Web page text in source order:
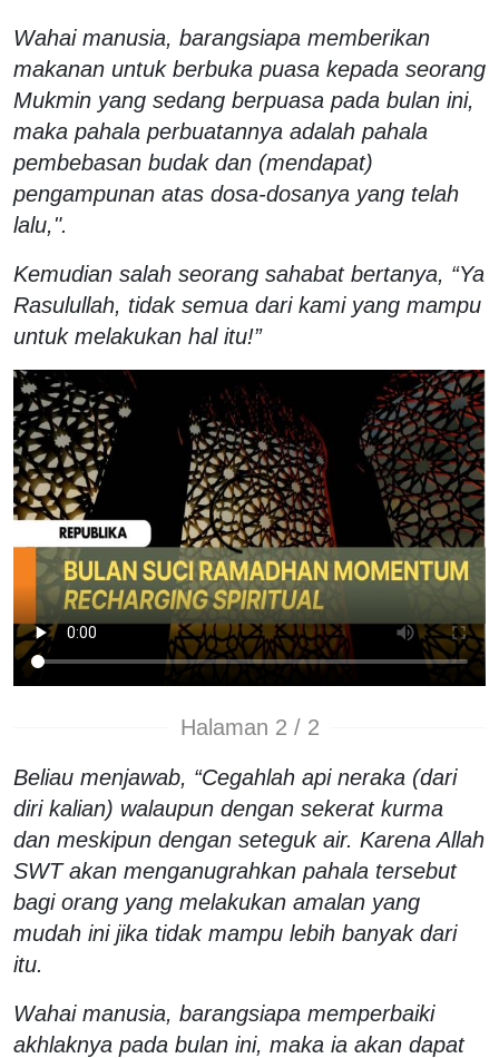
Wahai manusia, barangsiapa memberikan
makanan untuk berbuka puasa kepada seorang
Mukmin yang sedang berpuasa pada bulan ini,
maka pahala perbuatannya adalah pahala
pembebasan budak dan (mendapat)
pengampunan atas dosa-dosanya yang telah
lalu,".
Kemudian salah seorang sahabat bertanya, “Ya
Rasulullah, tidak semua dari kami yang mampu
untuk melakukan hal itu!”
Halaman 2 / 2
Beliau menjawab, “Cegahlah api neraka (dari
diri kalian) walaupun dengan sekerat kurma
dan meskipun dengan seteguk air. Karena Allah
SWT akan menganugrahkan pahala tersebut
bagi orang yang melakukan amalan yang
mudah ini jika tidak mampu lebih banyak dari
itu.
Wahai manusia, barangsiapa memperbaiki
akhlaknya pada bulan ini, maka ia akan dapat